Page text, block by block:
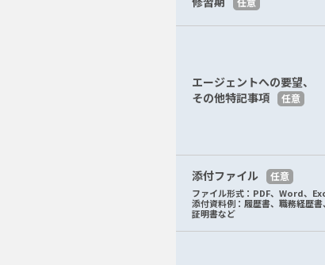
エージェントへの要望、
その他特記事項
任意
添付ファイル 任意
ファイル形式：PDF、Word、
添付資料例：履歴書、職務経歴
証明書など